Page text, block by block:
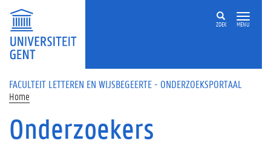
Overslaan en naar de inhoud gaan
ZOEK MENU
FACULTEIT LETTEREN EN WIJSBEGEERTE - ONDERZOEKSPORTAAL
Home
Onderzoekers